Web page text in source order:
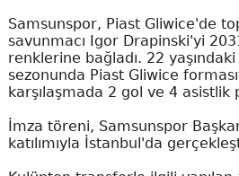
Samsunspor, Piast Gliwice'de
savunmacı Igor Drapinski'yi
renklerine bağladı. 22
sezonunda Piast Gliwice
karşılaşmada 2 gol ve 4
İmza töreni, Samsunspor
katılımıyla İstanbul'da